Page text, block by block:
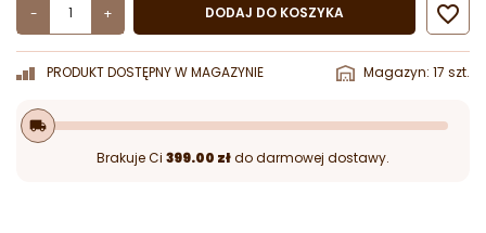
- + DODAJ DO KOSZYKA 
PRODUKT DOSTĘPNY W MAGAZYNIE Magazyn: 17 szt.
local_shipping
Brakuje Ci 399.00 złdo darmowej dostawy.